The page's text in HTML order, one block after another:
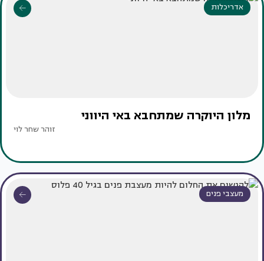
אדריכלות
מלון היוקרה שמתחבא באי היווני
זוהר שחר לוי
מעצבי פנים